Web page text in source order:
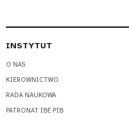
INSTYTUT
O NAS
KIEROWNICTWO
RADA NAUKOWA
PATRONAT IBE PIB